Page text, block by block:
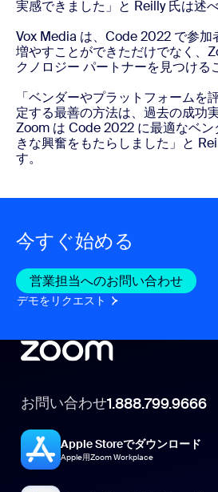
実感できました」と Reilly 氏は述べ
Vox Media は、Code 2022 で参加
増やすことができただけでなく、
クノロジー パートナーを見つける
「ベンダーやプラットフォームを
定する最善の方法は、過去の成功
Zoom は Code 2022 に最適なベ
きな興奮をもたらしました」と
す。
今すぐ始める
営業担当へのお問い合わせ 営業
デモをリクエスト デモをリクエスト
お問い合わせ1.888.799.9666
Apple Storeでダウンロード
Apple用Zoom Workplace